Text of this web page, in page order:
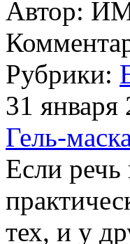
Автор:
Рубрики:
31 января
Гель-
Если
тех, и у